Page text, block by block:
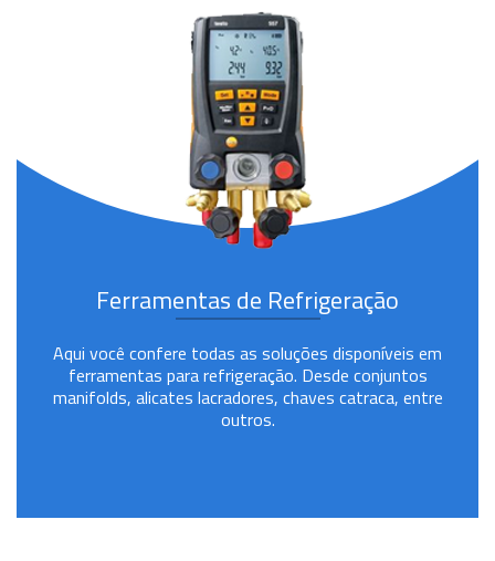
Ferramentas de Refrigeração
Aqui você confere todas as soluções disponíveis em
ferramentas para refrigeração. Desde conjuntos
manifolds, alicates lacradores, chaves catraca, entre
outros.